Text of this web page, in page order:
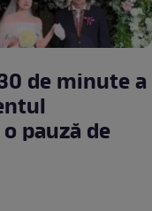
de minute a
pauză de